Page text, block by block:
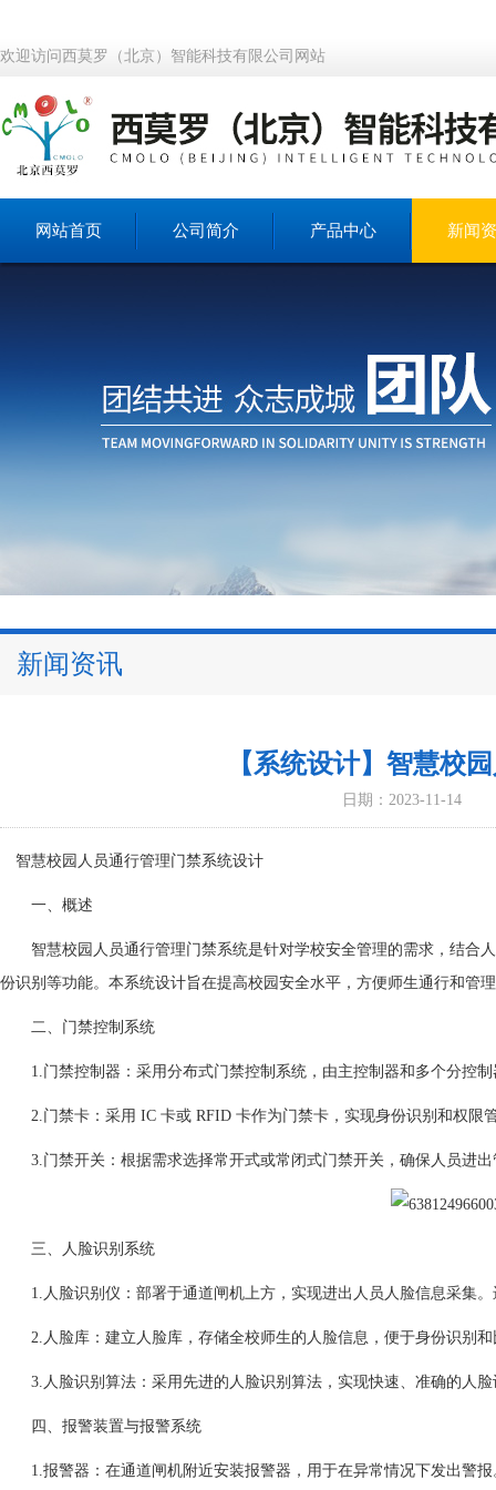
欢迎访问西莫罗（北京）智能科技有限公司网站
网站首页 公司简介 产品中心 新闻
新闻资讯
【系统设计】智慧校
日期：2023-11-14
智慧校园人员通行管理门禁系统设计
一、概述
智慧校园人员通行管理门禁系统是针对学校安全管理的需求，结合
份识别等功能。本系统设计旨在提高校园安全水平，方便师生通行和管
二、门禁控制系统
1.门禁控制器：采用分布式门禁控制系统，由主控制器和多个分控制
2.门禁卡：采用 IC 卡或 RFID 卡作为门禁卡，实现身份识别和权限
3.门禁开关：根据需求选择常开式或常闭式门禁开关，确保人员进出
三、人脸识别系统
1.人脸识别仪：部署于通道闸机上方，实现进出人员人脸信息采集。
2.人脸库：建立人脸库，存储全校师生的人脸信息，便于身份识别和
3.人脸识别算法：采用先进的人脸识别算法，实现快速、准确的人脸
四、报警装置与报警系统
1.报警器：在通道闸机附近安装报警器，用于在异常情况下发出警报